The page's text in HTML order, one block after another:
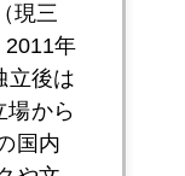
現三
年
立後は
場から
国内